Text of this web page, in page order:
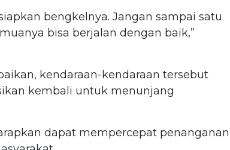
bengkelnya. Jangan sampai satu
bisa berjalan dengan baik,”
kendaraan-kendaraan tersebut
kembali untuk menunjang
dapat mempercepat penanganan